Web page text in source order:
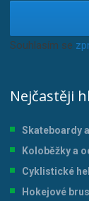
Souhlasím se
Nejčastěji
Skateboardy
Koloběžky a
Cyklistické
Hokejové